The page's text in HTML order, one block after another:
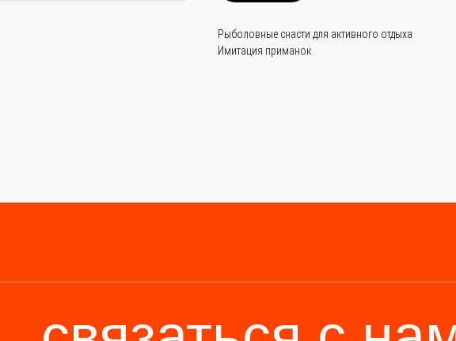
Рыболовные снасти для активного отдыха
Имитация приманок
связаться с нами
—просто и быстро